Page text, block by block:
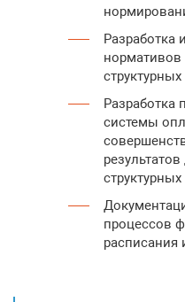
Разработка
нормативов
Разработка
системы
процессов
расписания